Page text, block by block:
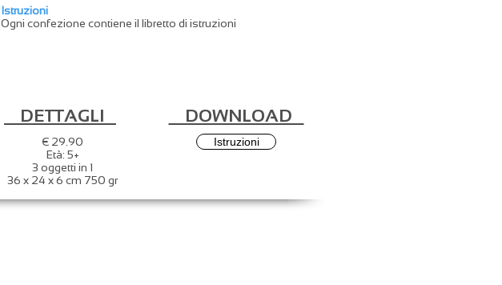
Istruzioni
Ogni confezione contiene il libretto di istruzioni
DETTAGLI DOWNLOAD
€ 29.90
Età: 5+
3 oggetti in 1
36 x 24 x 6 cm 750 gr
Istruzioni